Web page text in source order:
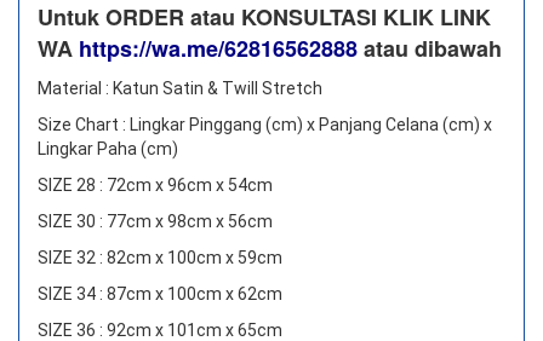
Untuk ORDER atau KONSULTASI KLIK LINK
WA https://wa.me/62816562888​ atau dibawah
Material : Katun Satin & Twill Stretch
Size Chart : Lingkar Pinggang (cm) x Panjang Celana (cm) x
Lingkar Paha (cm)
SIZE 28 : 72cm x 96cm x 54cm
SIZE 30 : 77cm x 98cm x 56cm
SIZE 32 : 82cm x 100cm x 59cm
SIZE 34 : 87cm x 100cm x 62cm
SIZE 36 : 92cm x 101cm x 65cm